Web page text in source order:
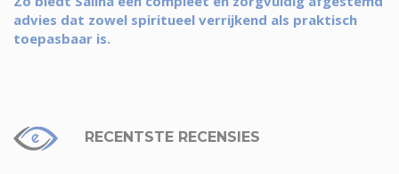
advies dat zowel spiritueel verrijkend als praktisch
toepasbaar is.
RECENTSTE RECENSIES